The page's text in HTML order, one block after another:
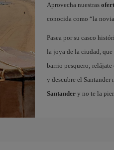
Aprovecha nuestras
conocida como “la novia
Pasea por su casco
la joya de la ciudad,
barrio pesquero; relájate
y descubre el
Santandery no te la